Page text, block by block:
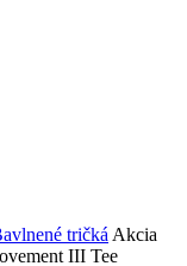
tričká Akcia
III Tee